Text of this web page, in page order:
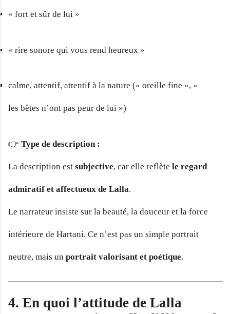
« fort et sûr de lui »
« rire sonore qui vous rend heureux »
calme, attentif, attentif à la nature (« oreille fine », «
les bêtes n’ont pas peur de lui »)
👉 Type de description :
La description est subjective, car elle reflète le regard
admiratif et affectueux de Lalla.
Le narrateur insiste sur la beauté, la douceur et la force
intérieure de Hartani. Ce n’est pas un simple portrait
neutre, mais un portrait valorisant et poétique.
4. En quoi l’attitude de Lalla